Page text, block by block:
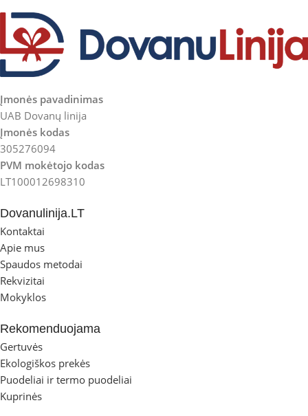
Įmonės pavadinimas
UAB Dovanų linija
Įmonės kodas
305276094
PVM mokėtojo kodas
LT100012698310
Dovanulinija.LT
Kontaktai
Apie mus
Spaudos metodai
Rekvizitai
Mokyklos
Rekomenduojama
Gertuvės
Ekologiškos prekės
Puodeliai ir termo puodeliai
Kuprinės